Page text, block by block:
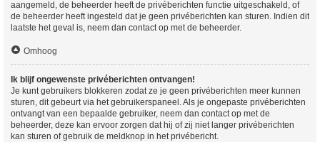
aangemeld, de beheerder heeft de privéberichten functie uitgeschakeld, of
de beheerder heeft ingesteld dat je geen privéberichten kan sturen. Indien dit
laatste het geval is, neem dan contact op met de beheerder.
Omhoog
Ik blijf ongewenste privéberichten ontvangen!
Je kunt gebruikers blokkeren zodat ze je geen privéberichten meer kunnen
sturen, dit gebeurt via het gebruikerspaneel. Als je ongepaste privéberichten
ontvangt van een bepaalde gebruiker, neem dan contact op met de
beheerder, deze kan ervoor zorgen dat hij of zij niet langer privéberichten
kan sturen of gebruik de meldknop in het privébericht.